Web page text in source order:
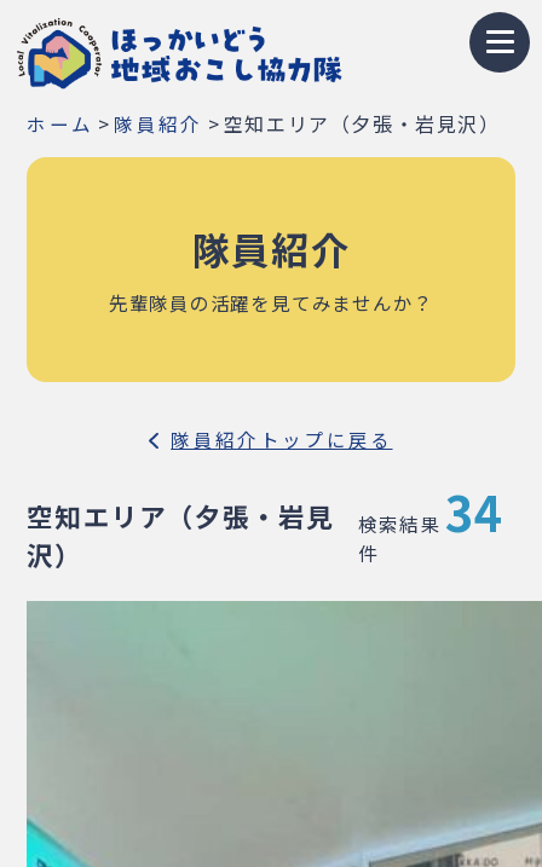
トップページ
隊員紹介
地域紹介
Q&A
・相談窓口
・リンク集
・プライバシーポリシー
ホーム > 隊員紹介 > 空知エリア（夕張・岩見沢）
隊員紹介
先輩隊員の活躍を見てみませんか？
隊員紹介トップに戻る
空知エリア（夕張・岩見
沢）
検索結果 34
件